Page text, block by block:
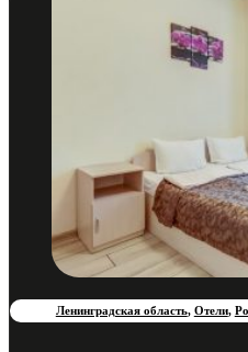
Ленинградская область, Отели,